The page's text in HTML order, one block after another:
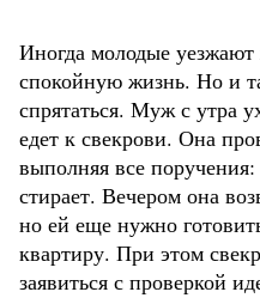
Иногда молодые уезжают
спокойную жизнь. Но и
спрятаться. Муж с утра
едет к свекрови. Она
выполняя все поручения:
стирает. Вечером она
но ей еще нужно
квартиру. При этом
заявиться с проверкой